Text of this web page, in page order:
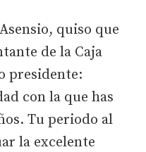
quiso que
de la Caja
presidente:
con la que has
Tu periodo al
la excelente